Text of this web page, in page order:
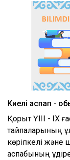
Киелі аспап -
Қорқыт ҮІІІ - ІХ
тайпаларының
көріпкелі және
аспабының